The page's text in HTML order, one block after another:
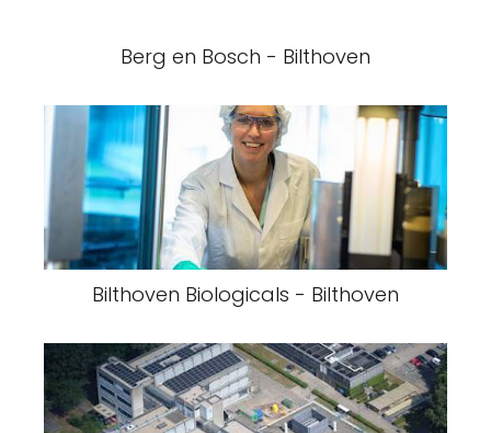
Berg en Bosch - Bilthoven
Bilthoven Biologicals - Bilthoven